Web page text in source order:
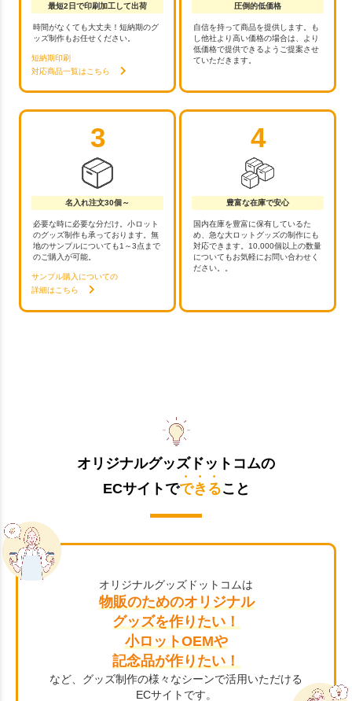
最短2日で印刷加工して出荷
時間がなくても大丈夫！短納期のグ
ッズ制作もお任せください。
短納期印刷
対応商品一覧はこちら
圧倒的低価格
自信を持って商品を提供します。も
し他社より高い価格の場合は、より
低価格で提供できるようご提案させ
ていただきます。
3
名入れ注文30個～
必要な時に必要な分だけ。小ロット
のグッズ制作も承っております。無
地のサンプルについても1～3点まで
のご購入が可能。
サンプル購入についての
詳細はこちら
4
豊富な在庫で安心
国内在庫を豊富に保有しているた
め、急な大ロットグッズの制作にも
対応できます。10,000個以上の数量
についてもお気軽にお問い合わせく
ださい。。
オリジナルグッズドットコムの
ECサイトでできること
オリジナルグッズドットコムは
物販のためのオリジナル
グッズを作りたい！
小ロットOEMや
記念品が作りたい！
など、グッズ制作の様々なシーンで活用いただける
ECサイトです。